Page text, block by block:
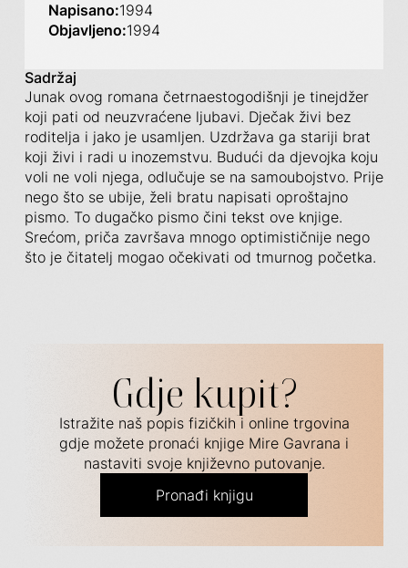
Napisano:1994
Objavljeno:1994
Sadržaj
Junak ovog romana četrnaestogodišnji je tinejdžer
koji pati od neuzvraćene ljubavi. Dječak živi bez
roditelja i jako je usamljen. Uzdržava ga stariji brat
koji živi i radi u inozemstvu. Budući da djevojka koju
voli ne voli njega, odlučuje se na samoubojstvo. Prije
nego što se ubije, želi bratu napisati oproštajno
pismo. To dugačko pismo čini tekst ove knjige.
Srećom, priča završava mnogo optimističnije nego
što je čitatelj mogao očekivati od tmurnog početka.
Gdje kupit?
Istražite naš popis fizičkih i online trgovina
gdje možete pronaći knjige Mire Gavrana i
nastaviti svoje književno putovanje.
Pronađi knjigu